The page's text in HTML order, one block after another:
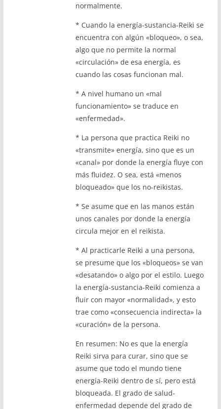
normalmente.
* Cuando la energía-sustancia-Reiki se
encuentra con algún «bloqueo», o sea,
algo que no permite la normal
«circulación» de esa energía, es
cuando las cosas funcionan mal.
* A nivel humano un «mal
funcionamiento» se traduce en
«enfermedad».
* La persona que practica Reiki no
«transmite» energía, sino que es un
«canal» por donde la energía fluye con
más fluidez. O sea, está «menos
bloqueado» que los no-reikistas.
* Se asume que en las manos están
unos canales por donde la energía
circula mejor en el reikista.
* Al practicarle Reiki a una persona,
se presume que los «bloqueos» se van
«desatando» o algo por el estilo. Luego
la energía-sustancia-Reiki comienza a
fluir con mayor «normalidad», y esto
trae como «consecuencia indirecta» la
«curación» de la persona.
En resumen: No es que la energía
Reiki sirva para curar, sino que se
asume que todo el mundo tiene
energía-Reiki dentro de sí, pero está
bloqueada. El grado de salud-
enfermedad depende del grado de